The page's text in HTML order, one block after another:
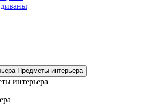
Предметы интерьера